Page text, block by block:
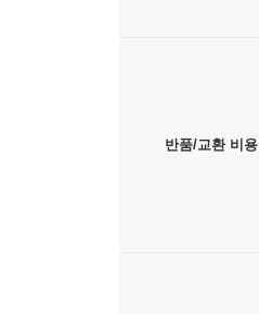
반품/교환 비용